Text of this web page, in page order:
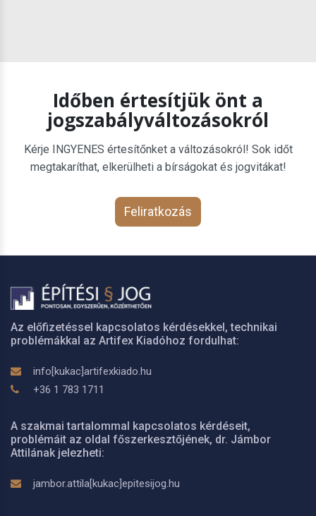
Időben értesítjük önt a
jogszabályváltozásokról
Kérje INGYENES értesítőnket a változásokról! Sok időt
megtakaríthat, elkerülheti a bírságokat és jogvitákat!
Feliratkozás
Az előfizetéssel kapcsolatos kérdésekkel, technikai
problémákkal az Artifex Kiadóhoz fordulhat:
info[kukac]artifexkiado.hu
+36 1 783 1711
A szakmai tartalommal kapcsolatos kérdéseit,
problémáit az oldal főszerkesztőjének, dr. Jámbor
Attilának jelezheti:
jambor.attila[kukac]epitesijog.hu